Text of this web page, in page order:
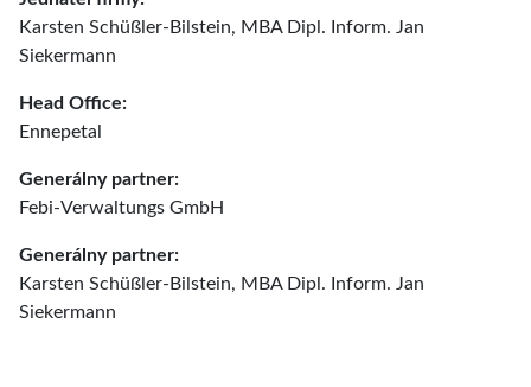
Karsten Schüßler-Bilstein, MBA Dipl. Inform. Jan
Siekermann
Head Office:
Ennepetal
Generálny partner:
Febi-Verwaltungs GmbH
Generálny partner:
Karsten Schüßler-Bilstein, MBA Dipl. Inform. Jan
Siekermann